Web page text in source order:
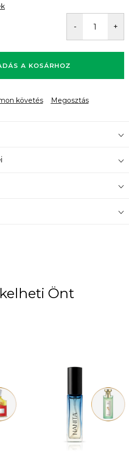
A KOSÁRHOZ
követés Megosztás
Önt